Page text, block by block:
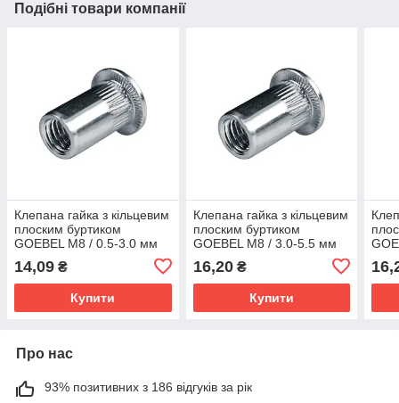
Подібні товари компанії
Клепана гайка з кільцевим
плоским буртиком
GOEBEL M8 / 0.5-3.0 мм
14,09 ₴
Купити
Клепана гайка з кільцевим
плоским буртиком
GOEBEL M8 / 3.0-5.5 мм
16,20₴
Купити
Про нас
93% позитивних з 186 відгуків за рік